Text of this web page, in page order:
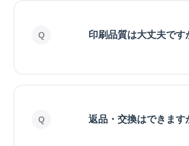
印刷品質は大丈夫です
返品・交換はできます